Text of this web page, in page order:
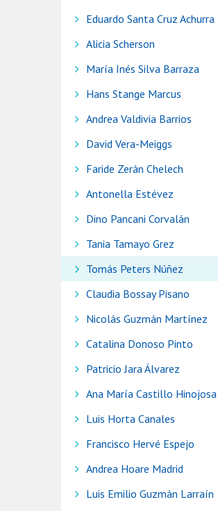
Eduardo Santa Cruz Achurra
Alicia Scherson
María Inés Silva Barraza
Hans Stange Marcus
Andrea Valdivia Barrios
David Vera-Meiggs
Faride Zerán Chelech
Antonella Estévez
Dino Pancani Corvalán
Tania Tamayo Grez
Tomás Peters Núñez
Claudia Bossay Pisano
Nicolás Guzmán Martínez
Catalina Donoso Pinto
Patricio Jara Álvarez
Ana María Castillo Hinojosa
Luis Horta Canales
Francisco Hervé Espejo
Andrea Hoare Madrid
Luis Emilio Guzmán Larraín